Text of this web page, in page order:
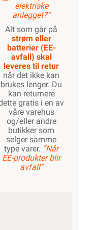
elektriske
anlegget?”
Alt som går på
strøm eller
batterier (EE-
avfall) skal
leveres til retur
når det ikke kan
brukes lenger. Du
kan returnere
gratis i en av
våre varehus
og/eller andre
butikker som
selger samme
type varer. “Når
EE-produkter blir
avfall”